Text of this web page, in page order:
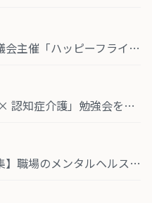
【開催レポート】鶴川地区協議会主催「ハッピーフライデー」にて認知症に関する講演を行いました
【開催レポート】「在宅医療 × 認知症介護」勉強会を開催しました
セミナーのご案内｜【参加募集】職場のメンタルヘルス対策と対応｜管理職・人事・医療教育関係者の皆さまへ（6月16日開催／会場・オンライン）